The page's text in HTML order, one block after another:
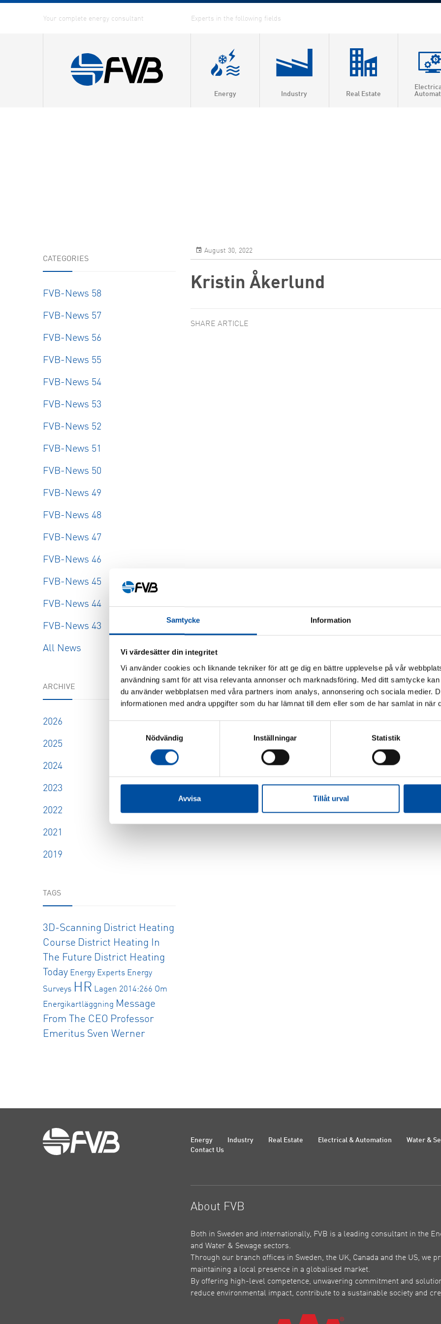
Samtycke Information
Vi värdesätter din integritet
Vi använder cookies och liknande tekniker för att ge dig en bättre upplevelse på vår
användning samt för att visa relevanta annonser och marknadsföring. Med ditt samtycke
du använder webbplatsen med våra partners inom analys, annonsering och sociala medier.
informationen med andra uppgifter som du har lämnat till dem eller som de har samlat in när
Nödvändig
Inställningar Statistik
Avvisa Tillåt urval
Energy Industry Real Estate
CATEGORIES
FVB-News 58
FVB-News 57
FVB-News 56
FVB-News 55
FVB-News 54
FVB-News 53
FVB-News 52
FVB-News 51
FVB-News 50
FVB-News 49
FVB-News 48
FVB-News 47
FVB-News 46
FVB-News 45
FVB-News 44
FVB-News 43
All News
ARCHIVE
2026
2025
2024
2023
2022
2021
2019
TAGS
3D-Scanning District Heating
Course District Heating In
The Future District Heating
Today Energy Experts Energy
Surveys HR Lagen 2014:266 Om
Energikartläggning Message
From The CEO Professor
Emeritus Sven Werner
August 30, 2022
Kristin Åkerlund
SHARE ARTICLE
Energy Industry Real Estate Electrical & Automation
Water &
Contact Us
About FVB
Both in Sweden and internationally, FVB is a leading consultant in the
and Water & Sewage sectors.
Through our branch offices in Sweden, the UK, Canada and the US, we
maintaining a local presence in a globalised market.
By offering high-level competence, unwavering commitment and
reduce environmental impact, contribute to a sustainable society and